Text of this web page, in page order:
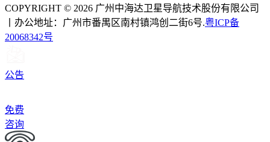
COPYRIGHT © 2026 广州中海达卫星导航技术股份有限公司
丨办公地址：广州市番禺区南村镇鸿创二街6号.粤ICP备
20068342号
公告
免费
咨询